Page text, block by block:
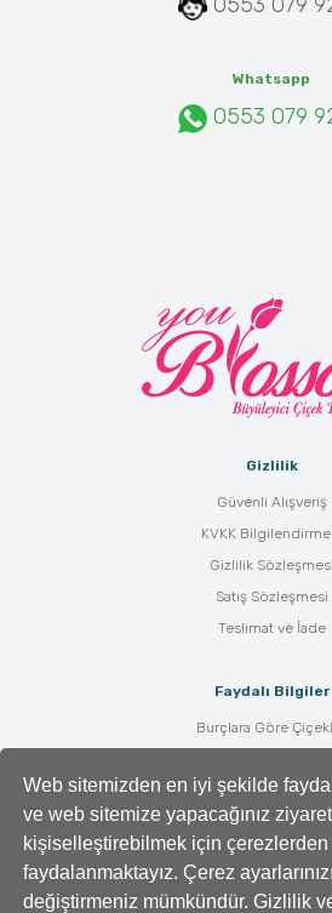
Web sitemizden en iyi şekilde
ve web sitemize yapacağınız
kişiselleştirebilmek için çerezlerden
faydalanmaktayız. Çerez
değiştirmeniz mümkündür. Gizlilik
Whatsapp
0553 079
Gizlilik
Güvenli Alışveriş
KVKK
Gizlilik Sözleşmesi
Satış Sözleşmesi
Teslimat ve İade
Faydalı Bilgiler
Burçlara Göre
Çiçek Anlamları
Tüm Blog